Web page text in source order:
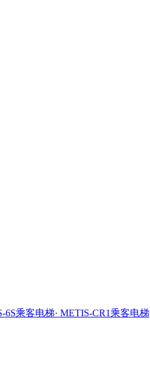
6S乘客电梯· METIS-CR1乘客电梯